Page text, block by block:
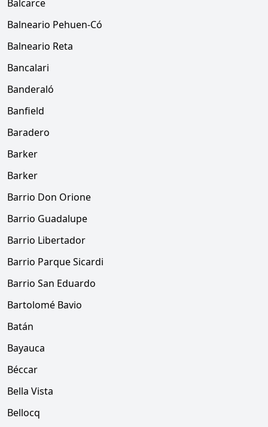
Balcarce
Balneario Pehuen-Có
Balneario Reta
Bancalari
Banderaló
Banfield
Baradero
Barker
Barker
Barrio Don Orione
Barrio Guadalupe
Barrio Libertador
Barrio Parque Sicardi
Barrio San Eduardo
Bartolomé Bavio
Batán
Bayauca
Béccar
Bella Vista
Bellocq